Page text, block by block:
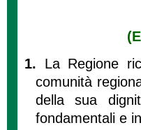
1. La Regione
comunità
della sua
fondamentali e